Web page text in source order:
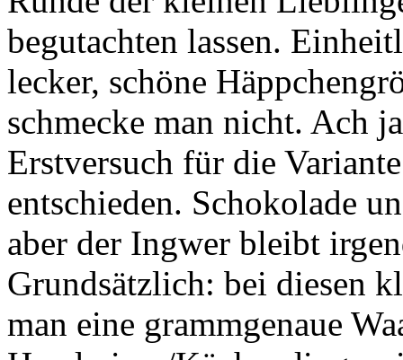
begutachten lassen.
lecker, schöne
schmecke man nicht. Ach
Erstversuch für die
entschieden. Schokolade
aber der Ingwer bleibt
Grundsätzlich: bei diesen
man eine grammgenaue